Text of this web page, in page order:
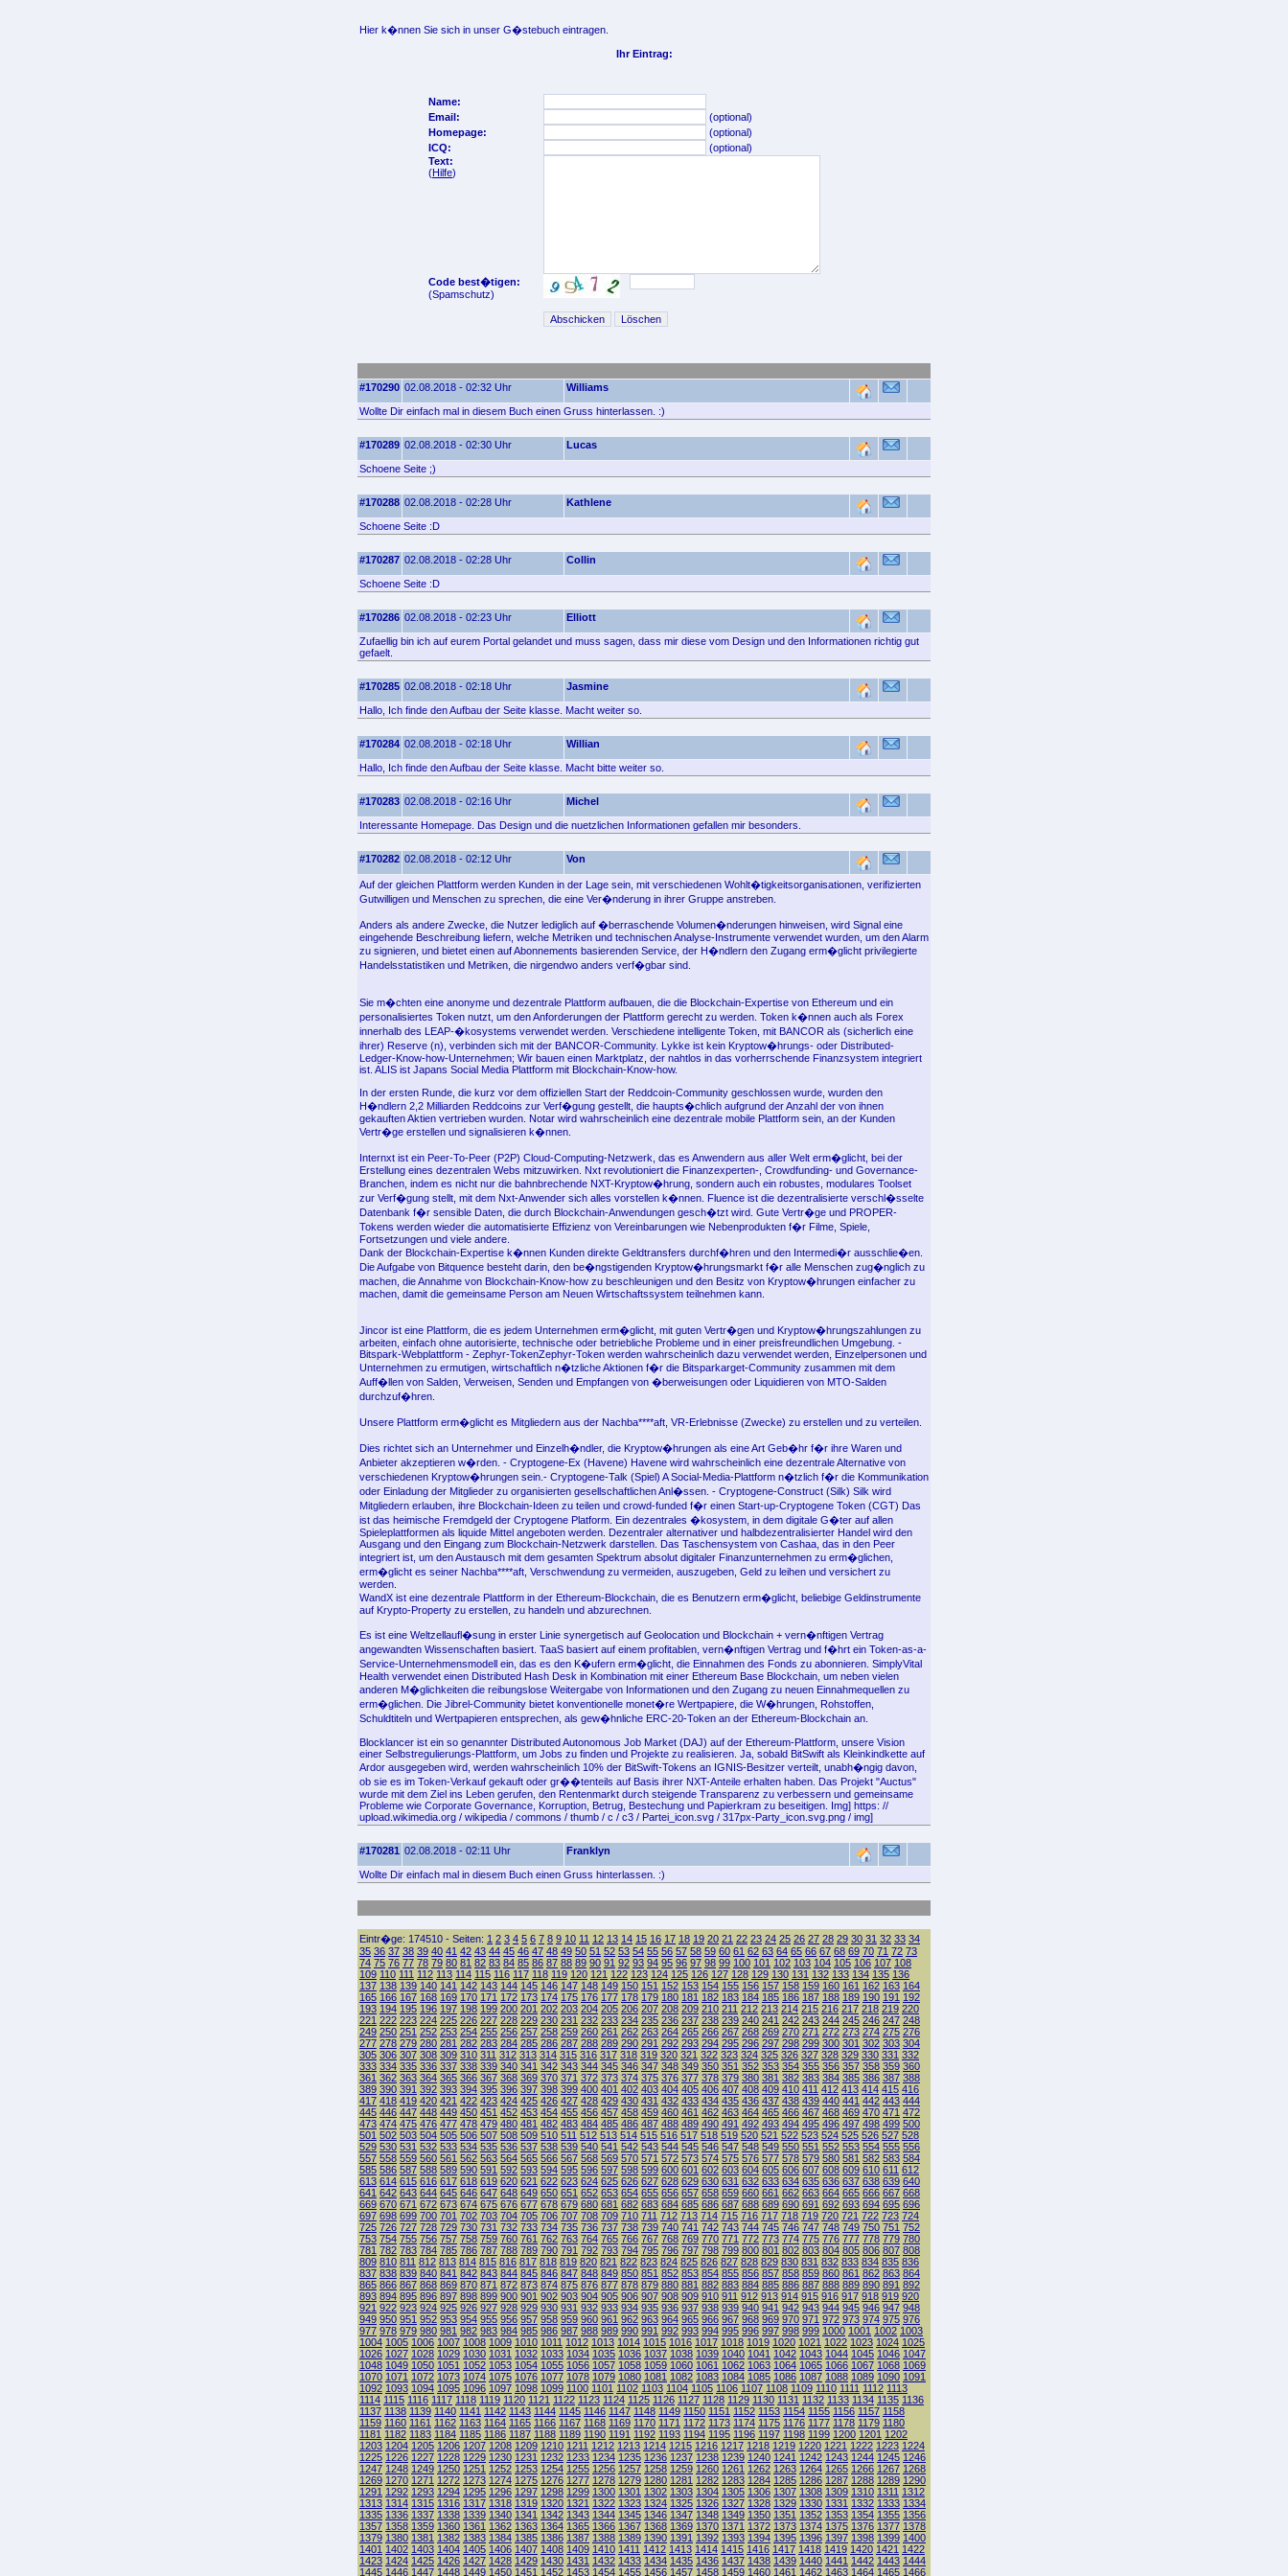
Hier k�nnen Sie sich in unser G�stebuch eintragen.
Ihr Eintrag:
Name:
Email:
(optional)
Homepage:
(optional)
ICQ:
(optional)
Text:
(Hilfe)
Code best�tigen:
(Spamschutz)
#170290 02.08.2018 - 02:32 Uhr Williams
Wollte Dir einfach mal in diesem Buch einen Gruss hinterlassen. :)
#170289 02.08.2018 - 02:30 Uhr Lucas
Schoene Seite ;)
#170288 02.08.2018 - 02:28 Uhr Kathlene
Schoene Seite :D
#170287 02.08.2018 - 02:28 Uhr Collin
Schoene Seite :D
#170286 02.08.2018 - 02:23 Uhr Elliott
Zufaellig bin ich auf eurem Portal gelandet und muss sagen, dass mir diese vom Design und den Informationen richtig gut
gefaelt.
#170285 02.08.2018 - 02:18 Uhr Jasmine
Hallo, Ich finde den Aufbau der Seite klasse. Macht weiter so.
#170284 02.08.2018 - 02:18 Uhr Willian
Hallo, Ich finde den Aufbau der Seite klasse. Macht bitte weiter so.
#170283 02.08.2018 - 02:16 Uhr Michel
Interessante Homepage. Das Design und die nuetzlichen Informationen gefallen mir besonders.
#170282 02.08.2018 - 02:12 Uhr Von
Auf der gleichen Plattform werden Kunden in der Lage sein, mit verschiedenen Wohlt�tigkeitsorganisationen, verifizierten
Gutwilligen und Menschen zu sprechen, die eine Ver�nderung in ihrer Gruppe anstreben.
Anders als andere Zwecke, die Nutzer lediglich auf �berraschende Volumen�nderungen hinweisen, wird Signal eine
eingehende Beschreibung liefern, welche Metriken und technischen Analyse-Instrumente verwendet wurden, um den Alarm
zu signieren, und bietet einen auf Abonnements basierenden Service, der H�ndlern den Zugang erm�glicht privilegierte
Handelsstatistiken und Metriken, die nirgendwo anders verf�gbar sind.
Sie m�chten eine anonyme und dezentrale Plattform aufbauen, die die Blockchain-Expertise von Ethereum und ein
personalisiertes Token nutzt, um den Anforderungen der Plattform gerecht zu werden. Token k�nnen auch als Forex
innerhalb des LEAP-�kosystems verwendet werden. Verschiedene intelligente Token, mit BANCOR als (sicherlich eine
ihrer) Reserve (n), verbinden sich mit der BANCOR-Community. Lykke ist kein Kryptow�hrungs- oder Distributed-
Ledger-Know-how-Unternehmen; Wir bauen einen Marktplatz, der nahtlos in das vorherrschende Finanzsystem integriert
ist. ALIS ist Japans Social Media Plattform mit Blockchain-Know-how.
In der ersten Runde, die kurz vor dem offiziellen Start der Reddcoin-Community geschlossen wurde, wurden den
H�ndlern 2,2 Milliarden Reddcoins zur Verf�gung gestellt, die haupts�chlich aufgrund der Anzahl der von ihnen
gekauften Aktien vertrieben wurden. Notar wird wahrscheinlich eine dezentrale mobile Plattform sein, an der Kunden
Vertr�ge erstellen und signalisieren k�nnen.
Internxt ist ein Peer-To-Peer (P2P) Cloud-Computing-Netzwerk, das es Anwendern aus aller Welt erm�glicht, bei der
Erstellung eines dezentralen Webs mitzuwirken. Nxt revolutioniert die Finanzexperten-, Crowdfunding- und Governance-
Branchen, indem es nicht nur die bahnbrechende NXT-Kryptow�hrung, sondern auch ein robustes, modulares Toolset
zur Verf�gung stellt, mit dem Nxt-Anwender sich alles vorstellen k�nnen. Fluence ist die dezentralisierte verschl�sselte
Datenbank f�r sensible Daten, die durch Blockchain-Anwendungen gesch�tzt wird. Gute Vertr�ge und PROPER-
Tokens werden wieder die automatisierte Effizienz von Vereinbarungen wie Nebenprodukten f�r Filme, Spiele,
Fortsetzungen und viele andere.
Dank der Blockchain-Expertise k�nnen Kunden direkte Geldtransfers durchf�hren und den Intermedi�r ausschlie�en.
Die Aufgabe von Bitquence besteht darin, den be�ngstigenden Kryptow�hrungsmarkt f�r alle Menschen zug�nglich zu
machen, die Annahme von Blockchain-Know-how zu beschleunigen und den Besitz von Kryptow�hrungen einfacher zu
machen, damit die gemeinsame Person am Neuen Wirtschaftssystem teilnehmen kann.
Jincor ist eine Plattform, die es jedem Unternehmen erm�glicht, mit guten Vertr�gen und Kryptow�hrungszahlungen zu
arbeiten, einfach ohne autorisierte, technische oder betriebliche Probleme und in einer preisfreundlichen Umgebung. -
Bitspark-Webplattform - Zephyr-TokenZephyr-Token werden wahrscheinlich dazu verwendet werden, Einzelpersonen und
Unternehmen zu ermutigen, wirtschaftlich n�tzliche Aktionen f�r die Bitsparkarget-Community zusammen mit dem
Auff�llen von Salden, Verweisen, Senden und Empfangen von �berweisungen oder Liquidieren von MTO-Salden
durchzuf�hren.
Unsere Plattform erm�glicht es Mitgliedern aus der Nachba****aft, VR-Erlebnisse (Zwecke) zu erstellen und zu verteilen.
Dies richtet sich an Unternehmer und Einzelh�ndler, die Kryptow�hrungen als eine Art Geb�hr f�r ihre Waren und
Anbieter akzeptieren w�rden. - Cryptogene-Ex (Havene) Havene wird wahrscheinlich eine dezentrale Alternative von
verschiedenen Kryptow�hrungen sein.- Cryptogene-Talk (Spiel) A Social-Media-Plattform n�tzlich f�r die Kommunikation
oder Einladung der Mitglieder zu organisierten gesellschaftlichen Anl�ssen. - Cryptogene-Construct (Silk) Silk wird
Mitgliedern erlauben, ihre Blockchain-Ideen zu teilen und crowd-funded f�r einen Start-up-Cryptogene Token (CGT) Das
ist das heimische Fremdgeld der Cryptogene Platform. Ein dezentrales �kosystem, in dem digitale G�ter auf allen
Spieleplattformen als liquide Mittel angeboten werden. Dezentraler alternativer und halbdezentralisierter Handel wird den
Ausgang und den Eingang zum Blockchain-Netzwerk darstellen. Das Taschensystem von Cashaa, das in den Peer
integriert ist, um den Austausch mit dem gesamten Spektrum absolut digitaler Finanzunternehmen zu erm�glichen,
erm�glicht es seiner Nachba****aft, Verschwendung zu vermeiden, auszugeben, Geld zu leihen und versichert zu
werden.
WandX ist eine dezentrale Plattform in der Ethereum-Blockchain, die es Benutzern erm�glicht, beliebige Geldinstrumente
auf Krypto-Property zu erstellen, zu handeln und abzurechnen.
Es ist eine Weltzellaufl�sung in erster Linie synergetisch auf Geolocation und Blockchain + vern�nftigen Vertrag
angewandten Wissenschaften basiert. TaaS basiert auf einem profitablen, vern�nftigen Vertrag und f�hrt ein Token-as-a-
Service-Unternehmensmodell ein, das es den K�ufern erm�glicht, die Einnahmen des Fonds zu abonnieren. SimplyVital
Health verwendet einen Distributed Hash Desk in Kombination mit einer Ethereum Base Blockchain, um neben vielen
anderen M�glichkeiten die reibungslose Weitergabe von Informationen und den Zugang zu neuen Einnahmequellen zu
erm�glichen. Die Jibrel-Community bietet konventionelle monet�re Wertpapiere, die W�hrungen, Rohstoffen,
Schuldtiteln und Wertpapieren entsprechen, als gew�hnliche ERC-20-Token an der Ethereum-Blockchain an.
Blocklancer ist ein so genannter Distributed Autonomous Job Market (DAJ) auf der Ethereum-Plattform, unsere Vision
einer Selbstregulierungs-Plattform, um Jobs zu finden und Projekte zu realisieren. Ja, sobald BitSwift als Kleinkindkette auf
Ardor ausgegeben wird, werden wahrscheinlich 10% der BitSwift-Tokens an IGNIS-Besitzer verteilt, unabh�ngig davon,
ob sie es im Token-Verkauf gekauft oder gr��tenteils auf Basis ihrer NXT-Anteile erhalten haben. Das Projekt "Auctus"
wurde mit dem Ziel ins Leben gerufen, den Rentenmarkt durch steigende Transparenz zu verbessern und gemeinsame
Probleme wie Corporate Governance, Korruption, Betrug, Bestechung und Papierkram zu beseitigen. Img] https: //
upload.wikimedia.org / wikipedia / commons / thumb / c / c3 / Partei_icon.svg / 317px-Party_icon.svg.png / img]
#170281 02.08.2018 - 02:11 Uhr Franklyn
Wollte Dir einfach mal in diesem Buch einen Gruss hinterlassen. :)
Eintr�ge: 174510 - Seiten: 1 2 3 4 5 6 7 8 9 10 11 12 13 14 15 16 17 18 19 20 21 22 23 24 25 26 27 28 29 30 31 32 33 34
35 36 37 38 39 40 41 42 43 44 45 46 47 48 49 50 51 52 53 54 55 56 57 58 59 60 61 62 63 64 65 66 67 68 69 70 71 72 73
74 75 76 77 78 79 80 81 82 83 84 85 86 87 88 89 90 91 92 93 94 95 96 97 98 99 100 101 102 103 104 105 106 107 108
109 110 111 112 113 114 115 116 117 118 119 120 121 122 123 124 125 126 127 128 129 130 131 132 133 134 135 136
137 138 139 140 141 142 143 144 145 146 147 148 149 150 151 152 153 154 155 156 157 158 159 160 161 162 163 164
165 166 167 168 169 170 171 172 173 174 175 176 177 178 179 180 181 182 183 184 185 186 187 188 189 190 191 192
193 194 195 196 197 198 199 200 201 202 203 204 205 206 207 208 209 210 211 212 213 214 215 216 217 218 219 220
221 222 223 224 225 226 227 228 229 230 231 232 233 234 235 236 237 238 239 240 241 242 243 244 245 246 247 248
249 250 251 252 253 254 255 256 257 258 259 260 261 262 263 264 265 266 267 268 269 270 271 272 273 274 275 276
277 278 279 280 281 282 283 284 285 286 287 288 289 290 291 292 293 294 295 296 297 298 299 300 301 302 303 304
305 306 307 308 309 310 311 312 313 314 315 316 317 318 319 320 321 322 323 324 325 326 327 328 329 330 331 332
333 334 335 336 337 338 339 340 341 342 343 344 345 346 347 348 349 350 351 352 353 354 355 356 357 358 359 360
361 362 363 364 365 366 367 368 369 370 371 372 373 374 375 376 377 378 379 380 381 382 383 384 385 386 387 388
389 390 391 392 393 394 395 396 397 398 399 400 401 402 403 404 405 406 407 408 409 410 411 412 413 414 415 416
417 418 419 420 421 422 423 424 425 426 427 428 429 430 431 432 433 434 435 436 437 438 439 440 441 442 443 444
445 446 447 448 449 450 451 452 453 454 455 456 457 458 459 460 461 462 463 464 465 466 467 468 469 470 471 472
473 474 475 476 477 478 479 480 481 482 483 484 485 486 487 488 489 490 491 492 493 494 495 496 497 498 499 500
501 502 503 504 505 506 507 508 509 510 511 512 513 514 515 516 517 518 519 520 521 522 523 524 525 526 527 528
529 530 531 532 533 534 535 536 537 538 539 540 541 542 543 544 545 546 547 548 549 550 551 552 553 554 555 556
557 558 559 560 561 562 563 564 565 566 567 568 569 570 571 572 573 574 575 576 577 578 579 580 581 582 583 584
585 586 587 588 589 590 591 592 593 594 595 596 597 598 599 600 601 602 603 604 605 606 607 608 609 610 611 612
613 614 615 616 617 618 619 620 621 622 623 624 625 626 627 628 629 630 631 632 633 634 635 636 637 638 639 640
641 642 643 644 645 646 647 648 649 650 651 652 653 654 655 656 657 658 659 660 661 662 663 664 665 666 667 668
669 670 671 672 673 674 675 676 677 678 679 680 681 682 683 684 685 686 687 688 689 690 691 692 693 694 695 696
697 698 699 700 701 702 703 704 705 706 707 708 709 710 711 712 713 714 715 716 717 718 719 720 721 722 723 724
725 726 727 728 729 730 731 732 733 734 735 736 737 738 739 740 741 742 743 744 745 746 747 748 749 750 751 752
753 754 755 756 757 758 759 760 761 762 763 764 765 766 767 768 769 770 771 772 773 774 775 776 777 778 779 780
781 782 783 784 785 786 787 788 789 790 791 792 793 794 795 796 797 798 799 800 801 802 803 804 805 806 807 808
809 810 811 812 813 814 815 816 817 818 819 820 821 822 823 824 825 826 827 828 829 830 831 832 833 834 835 836
837 838 839 840 841 842 843 844 845 846 847 848 849 850 851 852 853 854 855 856 857 858 859 860 861 862 863 864
865 866 867 868 869 870 871 872 873 874 875 876 877 878 879 880 881 882 883 884 885 886 887 888 889 890 891 892
893 894 895 896 897 898 899 900 901 902 903 904 905 906 907 908 909 910 911 912 913 914 915 916 917 918 919 920
921 922 923 924 925 926 927 928 929 930 931 932 933 934 935 936 937 938 939 940 941 942 943 944 945 946 947 948
949 950 951 952 953 954 955 956 957 958 959 960 961 962 963 964 965 966 967 968 969 970 971 972 973 974 975 976
977 978 979 980 981 982 983 984 985 986 987 988 989 990 991 992 993 994 995 996 997 998 999 1000 1001 1002 1003
1004 1005 1006 1007 1008 1009 1010 1011 1012 1013 1014 1015 1016 1017 1018 1019 1020 1021 1022 1023 1024 1025
1026 1027 1028 1029 1030 1031 1032 1033 1034 1035 1036 1037 1038 1039 1040 1041 1042 1043 1044 1045 1046 1047
1048 1049 1050 1051 1052 1053 1054 1055 1056 1057 1058 1059 1060 1061 1062 1063 1064 1065 1066 1067 1068 1069
1070 1071 1072 1073 1074 1075 1076 1077 1078 1079 1080 1081 1082 1083 1084 1085 1086 1087 1088 1089 1090 1091
1092 1093 1094 1095 1096 1097 1098 1099 1100 1101 1102 1103 1104 1105 1106 1107 1108 1109 1110 1111 1112 1113
1114 1115 1116 1117 1118 1119 1120 1121 1122 1123 1124 1125 1126 1127 1128 1129 1130 1131 1132 1133 1134 1135 1136
1137 1138 1139 1140 1141 1142 1143 1144 1145 1146 1147 1148 1149 1150 1151 1152 1153 1154 1155 1156 1157 1158
1159 1160 1161 1162 1163 1164 1165 1166 1167 1168 1169 1170 1171 1172 1173 1174 1175 1176 1177 1178 1179 1180
1181 1182 1183 1184 1185 1186 1187 1188 1189 1190 1191 1192 1193 1194 1195 1196 1197 1198 1199 1200 1201 1202
1203 1204 1205 1206 1207 1208 1209 1210 1211 1212 1213 1214 1215 1216 1217 1218 1219 1220 1221 1222 1223 1224
1225 1226 1227 1228 1229 1230 1231 1232 1233 1234 1235 1236 1237 1238 1239 1240 1241 1242 1243 1244 1245 1246
1247 1248 1249 1250 1251 1252 1253 1254 1255 1256 1257 1258 1259 1260 1261 1262 1263 1264 1265 1266 1267 1268
1269 1270 1271 1272 1273 1274 1275 1276 1277 1278 1279 1280 1281 1282 1283 1284 1285 1286 1287 1288 1289 1290
1291 1292 1293 1294 1295 1296 1297 1298 1299 1300 1301 1302 1303 1304 1305 1306 1307 1308 1309 1310 1311 1312
1313 1314 1315 1316 1317 1318 1319 1320 1321 1322 1323 1324 1325 1326 1327 1328 1329 1330 1331 1332 1333 1334
1335 1336 1337 1338 1339 1340 1341 1342 1343 1344 1345 1346 1347 1348 1349 1350 1351 1352 1353 1354 1355 1356
1357 1358 1359 1360 1361 1362 1363 1364 1365 1366 1367 1368 1369 1370 1371 1372 1373 1374 1375 1376 1377 1378
1379 1380 1381 1382 1383 1384 1385 1386 1387 1388 1389 1390 1391 1392 1393 1394 1395 1396 1397 1398 1399 1400
1401 1402 1403 1404 1405 1406 1407 1408 1409 1410 1411 1412 1413 1414 1415 1416 1417 1418 1419 1420 1421 1422
1423 1424 1425 1426 1427 1428 1429 1430 1431 1432 1433 1434 1435 1436 1437 1438 1439 1440 1441 1442 1443 1444
1445 1446 1447 1448 1449 1450 1451 1452 1453 1454 1455 1456 1457 1458 1459 1460 1461 1462 1463 1464 1465 1466